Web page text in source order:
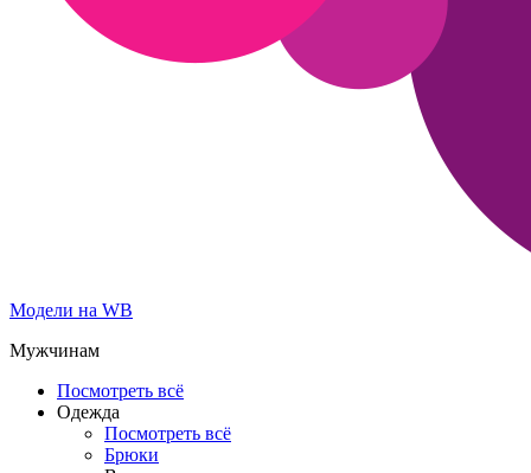
Модели на WB
Мужчинам
Посмотреть всё
Одежда
Посмотреть всё
Брюки